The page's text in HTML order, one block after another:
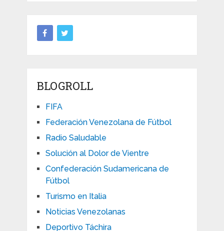
BLOGROLL
FIFA
Federación Venezolana de Fútbol
Radio Saludable
Solución al Dolor de Vientre
Confederación Sudamericana de
Fútbol
Turismo en Italia
Noticias Venezolanas
Deportivo Táchira